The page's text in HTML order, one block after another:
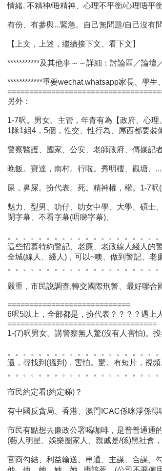
情緒, 不精神/唔精神、心理不平衡/心理唔平
有份、有參與...緊急。自己無問題/自己沒有
【上文，上述，繼續接下文、看下文】
***********及其他事～～詳細：討論區／論
************重要wechat.whatsapp家長、學
另外：
1-7呎。男女。主管，年青有為【政府、心
1隊1組4，5個，性交、性行為、屌西都要裝
警察醫護、國家、公安、老師政府、傳媒記
晚飯。寶達，南村。行啦。秀明樓、觀塘、
屎，鼻屎。扮代表。死。精神權，權。1-7
魅力、型男、叻仔、叻女中學、大學、碩士
閉字幕、不看字幕(唔睇字幕)。
。。。。。。。。。。。。。。。。。。。
這些招募特約警記、老廉、老政線人綫人的
全城(線人、綫人)，可以~噢、做到警記、老
。。。。。。。。。。。。。。。。。。。
嚴重，市民說調查,轉交國際刑警、最好聯
============================
6呎5以上，全部都是，扮代表？？？？遇上
==================================
1-(7)呎男女。講警察無人驚(沒有人害怕)。
。。。。。。。。。。。。。。。。。。。。
還，尋找到(搵到)，害怕。驚。有短片，視
。。。。。。。。。。。。。。。。。。。
市民約定看(約定睇)？
有中國反貪局、香港、澳門ICAC係咪淨係
市民有點想去廉政公署喝咖啡，是普普通通
(藝人明星、娛樂圈家人、親戚是/係)黑社會
官商勾結、利益輸送、串通、主謀、合謀、